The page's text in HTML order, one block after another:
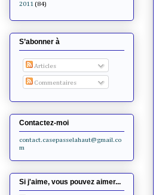
2011 (84)
S’abonner à
Articles
Commentaires
Contactez-moi
contact.casepasselahaut@gmail.co
m
Si j'aime, vous pouvez aimer...